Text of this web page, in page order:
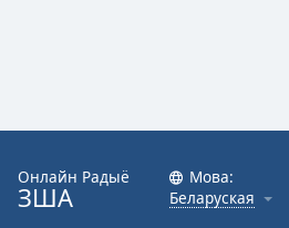
Онлайн Радыё
ЗША
Мова:
Беларуская